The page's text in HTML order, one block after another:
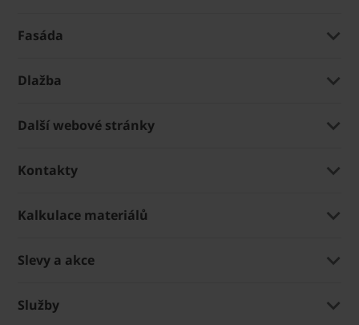
Fasáda
Dlažba
Další webové stránky
Kontakty
Kalkulace materiálů
Slevy a akce
Služby